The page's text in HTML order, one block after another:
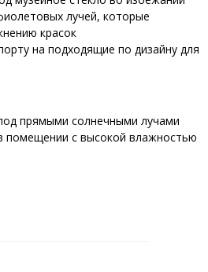
лучей, которые
красок
на подходящие по дизайну для
прямыми солнечными лучами
помещении с высокой влажностью